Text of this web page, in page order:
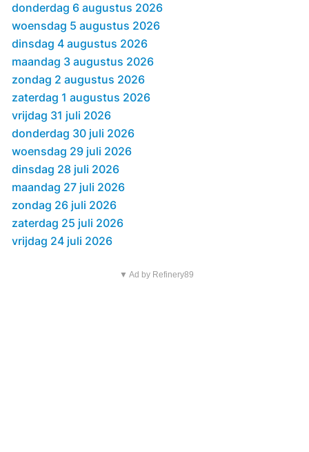
donderdag 6 augustus 2026
woensdag 5 augustus 2026
dinsdag 4 augustus 2026
maandag 3 augustus 2026
zondag 2 augustus 2026
zaterdag 1 augustus 2026
vrijdag 31 juli 2026
donderdag 30 juli 2026
woensdag 29 juli 2026
dinsdag 28 juli 2026
maandag 27 juli 2026
zondag 26 juli 2026
zaterdag 25 juli 2026
vrijdag 24 juli 2026
▼ Ad by Refinery89